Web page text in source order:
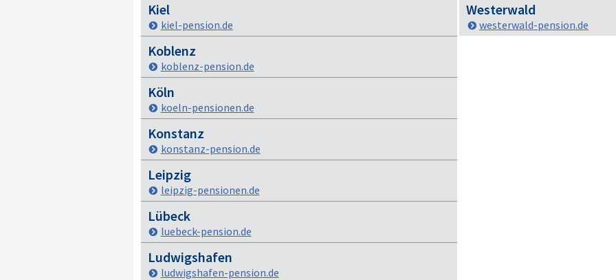
Kiel
kiel-pension.de
Koblenz
koblenz-pension.de
Köln
koeln-pensionen.de
Konstanz
konstanz-pension.de
Leipzig
leipzig-pensionen.de
Lübeck
luebeck-pension.de
Ludwigshafen
ludwigshafen-pension.de
Westerwald
westerwald-pension.de